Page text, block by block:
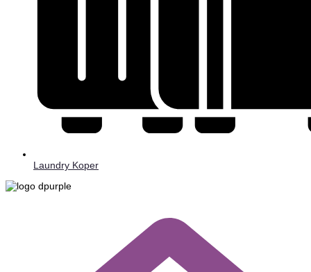
Laundry Koper